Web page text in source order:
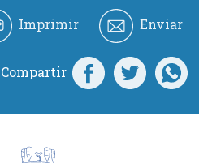
Imprimir Enviar
Compartir